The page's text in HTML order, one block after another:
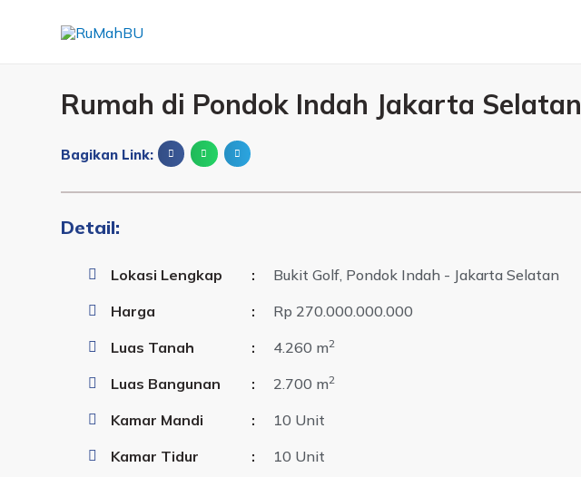
Rumah di Pondok Indah Jakarta Selatan
Bagikan Link:
Detail:
Lokasi Lengkap :
Bukit Golf, Pondok Indah - Jakarta Selatan
Harga
:
Rp 270.000.000.000
Luas Tanah
: 4.260 m2
Luas Bangunan : 2.700 m2
Kamar Mandi :
10 Unit
Kamar Tidur
:
10 Unit